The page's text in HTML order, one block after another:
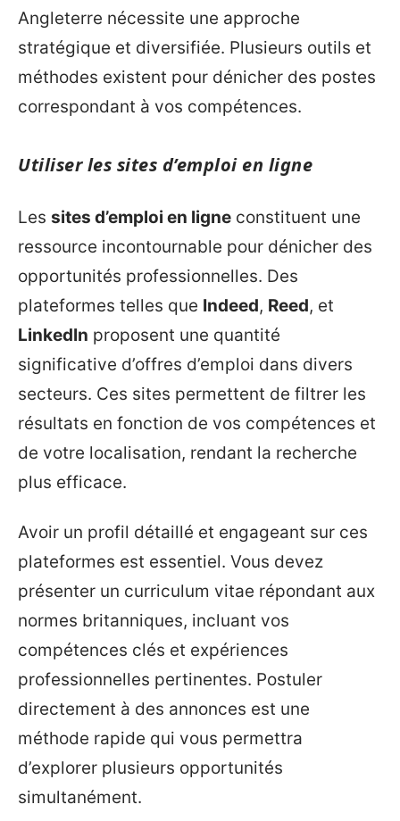
Angleterre nécessite une approche
stratégique et diversifiée. Plusieurs outils et
méthodes existent pour dénicher des postes
correspondant à vos compétences.
Utiliser les sites d’emploi en ligne
Les sites d’emploi en ligne constituent une
ressource incontournable pour dénicher des
opportunités professionnelles. Des
plateformes telles que Indeed, Reed, et
LinkedIn proposent une quantité
significative d’offres d’emploi dans divers
secteurs. Ces sites permettent de filtrer les
résultats en fonction de vos compétences et
de votre localisation, rendant la recherche
plus efficace.
Avoir un profil détaillé et engageant sur ces
plateformes est essentiel. Vous devez
présenter un curriculum vitae répondant aux
normes britanniques, incluant vos
compétences clés et expériences
professionnelles pertinentes. Postuler
directement à des annonces est une
méthode rapide qui vous permettra
d’explorer plusieurs opportunités
simultanément.